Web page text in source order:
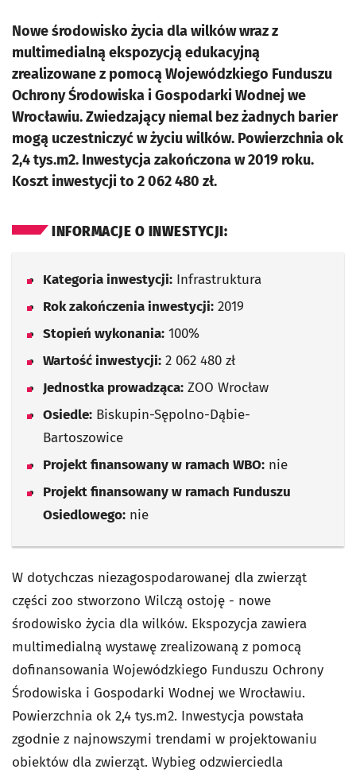
Nowe środowisko życia dla wilków wraz z
multimedialną ekspozycją edukacyjną
zrealizowane z pomocą Wojewódzkiego Funduszu
Ochrony Środowiska i Gospodarki Wodnej we
Wrocławiu. Zwiedzający niemal bez żadnych barier
mogą uczestniczyć w życiu wilków. Powierzchnia ok
2,4 tys.m2. Inwestycja zakończona w 2019 roku.
Koszt inwestycji to 2 062 480 zł.
INFORMACJE O INWESTYCJI:
Kategoria inwestycji: Infrastruktura
Rok zakończenia inwestycji: 2019
Stopień wykonania: 100%
Wartość inwestycji: 2 062 480 zł
Jednostka prowadząca: ZOO Wrocław
Osiedle: Biskupin-Sępolno-Dąbie-
Bartoszowice
Projekt finansowany w ramach WBO: nie
Projekt finansowany w ramach Funduszu
Osiedlowego: nie
W dotychczas niezagospodarowanej dla zwierząt
części zoo stworzono Wilczą ostoję - nowe
środowisko życia dla wilków. Ekspozycja zawiera
multimedialną wystawę zrealizowaną z pomocą
dofinansowania Wojewódzkiego Funduszu Ochrony
Środowiska i Gospodarki Wodnej we Wrocławiu.
Powierzchnia ok 2,4 tys.m2. Inwestycja powstała
zgodnie z najnowszymi trendami w projektowaniu
obiektów dla zwierząt. Wybieg odzwierciedla